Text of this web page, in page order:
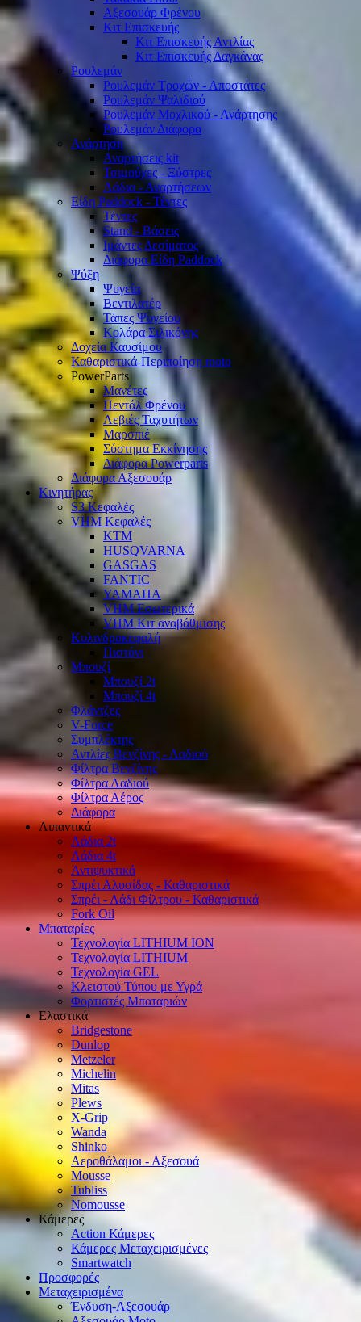
Αξεσουάρ Φρένου
Κιτ Επισκευής
Κιτ Επισκευής Αντλίας
Κιτ Επισκευής Δαγκάνας
Ρουλεμάν
Ρουλεμάν Τροχών - Αποστάτες
Ρουλεμάν Ψαλιδιού
Ρουλεμάν Μοχλικού - Ανάρτησης
Ρουλεμάν Διάφορα
Ανάρτηση
Αναρτήσεις kit
Τσιμούχες - Ξύστρες
Λάδια - Αναρτήσεων
Είδη Paddock - Τέντες
Τέντες
Stand - Βάσεις
Ιμάντες Δεσίματος
Διάφορα Είδη Paddock
Ψύξη
Ψυγεία
Βεντιλατέρ
Τάπες Ψυγείου
Κολάρα Σιλικόνης
Δοχεία Καυσίμου
Καθαριστικά-Περιποίηση moto
PowerParts
Μανέτες
Πεντάλ Φρένου
Λεβιές Ταχυτήτων
Μαρσπιέ
Σύστημα Εκκίνησης
Διάφορα Powerparts
Διάφορα Αξεσουάρ
Κινητήρας
S3 Κεφαλές
VHM Κεφαλές
KTM
HUSQVARNA
GASGAS
FANTIC
YAMAHA
VHM Εσωτερικά
VHM Κιτ αναβάθμισης
Κυλινδροκεφαλή
Πιστόνι
Μπουζί
Μπουζί 2t
Μπουζί 4t
Φλάντζες
V-Force
Συμπλέκτης
Αντλίες Βενζίνης - Λαδιού
Φίλτρα Βενζίνης
Φίλτρα Λαδιού
Φίλτρα Αέρος
Διάφορα
Λιπαντικά
Λάδια 2t
Λάδια 4t
Αντιψυκτικά
Σπρέι Αλυσίδας - Καθαριστικά
Σπρέι - Λάδι Φίλτρου - Καθαριστικά
Fork Oil
Μπαταρίες
Τεχνολογία LITHIUM ION
Τεχνολογία LITHIUM
Τεχνολογία GEL
Κλειστού Τύπου με Υγρά
Φορτιστές Μπαταριών
Ελαστικά
Bridgestone
Dunlop
Metzeler
Michelin
Mitas
Plews
X-Grip
Wanda
Shinko
Αεροθάλαμοι - Αξεσουά
Mousse
Tubliss
Nomousse
Κάμερες
Action Κάμερες
Κάμερες Μεταχειρισμένες
Smartwatch
Προσφορές
Μεταχειρισμένα
Ένδυση-Αξεσουάρ